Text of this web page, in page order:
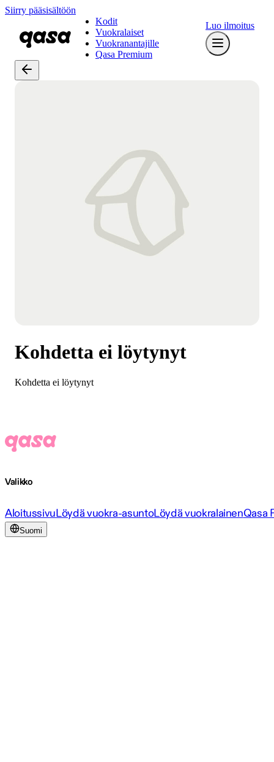
Siirry pääsisältöön
Kodit
Vuokralaiset
Vuokranantajille
Qasa Premium
Luo ilmoitus
Kohdetta ei löytynyt
Kohdetta ei löytynyt
Valikko
AloitussivuLöydä vuokra-asuntoLöydä vuokralainenQasa
Suomi